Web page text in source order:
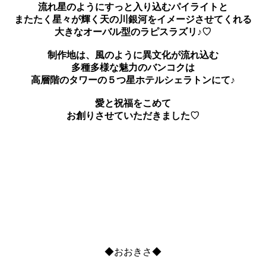
流れ星のようにすっと入り込むパイライトと
またたく星々が輝く天の川銀河をイメージさせてくれる
大きなオーバル型のラピスラズリ♪♡
制作地は、風のように異文化が流れ込む
多種多様な魅力のバンコクは
高層階のタワーの５つ星ホテルシェラトンにて♪
愛と祝福をこめて
お創りさせていただきました♡
◆おおきさ◆